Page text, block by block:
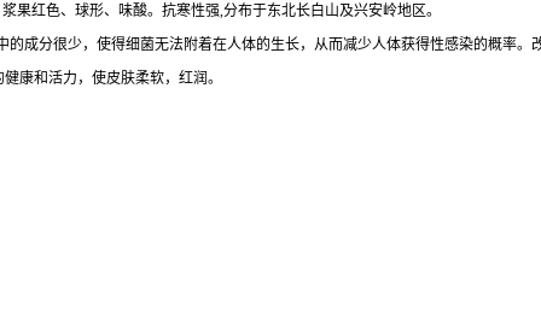
红色、球形、味酸。抗寒性强,分布于东北长白山及兴安岭地区。
成分很少，使得细菌无法附着在人体的生长，从而减少人体获得性感染的概率
康和活力，使皮肤柔软，红润。